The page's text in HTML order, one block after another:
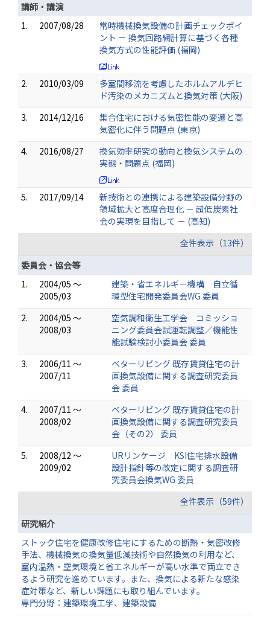
講師・講演
1.
2007/08/28
常時機械換気設備の計画チェックポイ
ント － 換気回路網計算に基づく各種
換気方式の性能評価 (福岡)
2. 2010/03/09
多室間移流を考慮したホルムアルデヒ
ド汚染のメカニズムと換気対策 (大阪)
3.
2014/12/16
集合住宅における気密性能の変遷と高
気密化に伴う問題点 (東京)
4.
2016/08/27
換気効率研究の動向と換気システムの
実態・問題点 (福岡)
5. 2017/09/14
新技術との連携による建築設備分野の
領域拡大と高度合理化 － 超低炭素社
会の実現を目指して － (高知)
全件表示（13件）
委員会・協会等
1.
2004/05 ～
2005/03
建築・省エネルギー機構 自立循
環型住宅開発委員会WG 委員
2.
2004/05 ～
2008/03
空気調和衛生工学会 コミッショ
ニング委員会試運転調整／機能性
能試験検討小委員会 委員
3.
2006/11 ～
2007/11
ベターリビング 既存賃貸住宅の計
画換気設備に関する調査研究委員
会 委員
4.
2007/11 ～
2008/02
ベターリビング 既存賃貸住宅の計
画換気設備に関する調査研究委員
会（その2） 委員
5.
2008/12 ～
2009/02
URリンケージ KSI住宅排水設備
設計指針等の改定に関する調査研
究委員会換気WG 委員
全件表示（59件）
研究紹介
ストック住宅を健康改修住宅にするための断熱・気密改修
手法、機械換気の換気量低減技術や自然換気の利用など、
室内温熱・空気環境と省エネルギーが高い水準で両立でき
るよう研究を進めています。また、換気による新たな感染
症対策など、新しい課題にも取り組んでいます。
専門分野：建築環境工学、建築設備